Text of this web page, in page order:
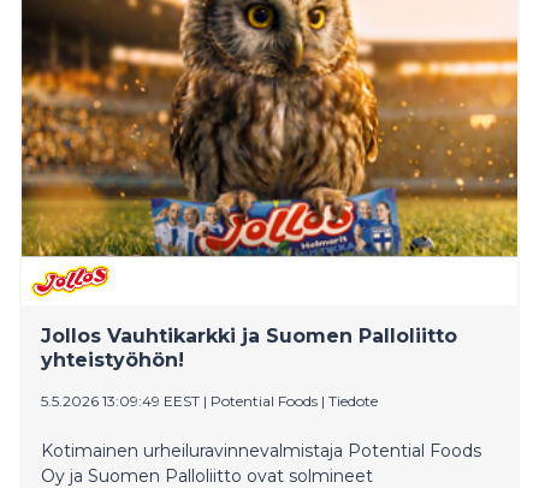
Jollos Vauhtikarkki ja Suomen Palloliitto
yhteistyöhön!
5.5.2026 13:09:49 EEST | Potential Foods | Tiedote
Kotimainen urheiluravinnevalmistaja Potential Foods
Oy ja Suomen Palloliitto ovat solmineet